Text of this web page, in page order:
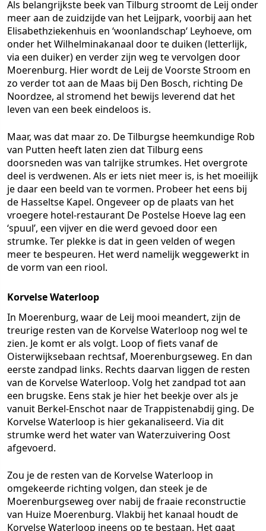
Als belangrijkste beek van Tilburg stroomt de Leij onder
meer aan de zuidzijde van het Leijpark, voorbij aan het
Elisabethziekenhuis en ‘woonlandschap‘ Leyhoeve, om
onder het Wilhelminakanaal door te duiken (letterlijk,
via een duiker) en verder zijn weg te vervolgen door
Moerenburg. Hier wordt de Leij de Voorste Stroom en
zo verder tot aan de Maas bij Den Bosch, richting De
Noordzee, al stromend het bewijs leverend dat het
leven van een beek eindeloos is.
Maar, was dat maar zo. De Tilburgse heemkundige Rob
van Putten heeft laten zien dat Tilburg eens
doorsneden was van talrijke strumkes. Het overgrote
deel is verdwenen. Als er iets niet meer is, is het moeilijk
je daar een beeld van te vormen. Probeer het eens bij
de Hasseltse Kapel. Ongeveer op de plaats van het
vroegere hotel-restaurant De Postelse Hoeve lag een
‘spuul’, een vijver en die werd gevoed door een
strumke. Ter plekke is dat in geen velden of wegen
meer te bespeuren. Het werd namelijk weggewerkt in
de vorm van een riool.
Korvelse Waterloop
In Moerenburg, waar de Leij mooi meandert, zijn de
treurige resten van de Korvelse Waterloop nog wel te
zien. Je komt er als volgt. Loop of fiets vanaf de
Oisterwijksebaan rechtsaf, Moerenburgseweg. En dan
eerste zandpad links. Rechts daarvan liggen de resten
van de Korvelse Waterloop. Volg het zandpad tot aan
een brugske. Eens stak je hier het beekje over als je
vanuit Berkel-Enschot naar de Trappistenabdij ging. De
Korvelse Waterloop is hier gekanaliseerd. Via dit
strumke werd het water van Waterzuivering Oost
afgevoerd.
Zou je de resten van de Korvelse Waterloop in
omgekeerde richting volgen, dan steek je de
Moerenburgseweg over nabij de fraaie reconstructie
van Huize Moerenburg. Vlakbij het kanaal houdt de
Korvelse Waterloop ineens op te bestaan. Het gaat